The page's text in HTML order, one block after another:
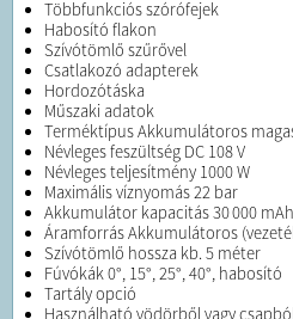
Többfunkciós szórófejek
Habosító flakon
Szívótömlő szűrővel
Csatlakozó adapterek
Hordozótáska
Műszaki adatok
Terméktípus Akkumulátoros
Névleges feszültség DC 108 V
Névleges teljesítmény 1000 W
Maximális víznyomás 22 bar
Akkumulátor kapacitás 30 000
Áramforrás Akkumulátoros
Szívótömlő hossza kb. 5 méter
Fúvókák 0°, 15°, 25°, 40°, habosító
Tartály opció
Használható vödörből vagy